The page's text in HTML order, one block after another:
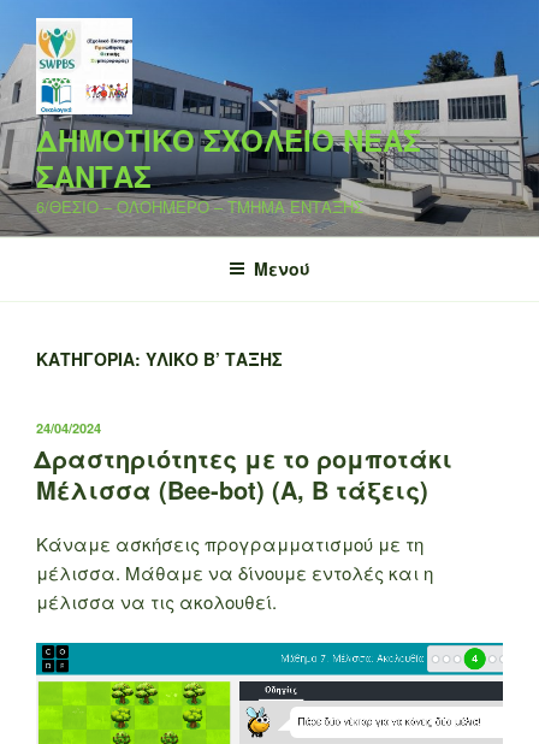
Μετάβαση
στο
περιεχόμενο
ΔΗΜΟΤΙΚΟ ΣΧΟΛΕΙΟ ΝΕΑΣ
ΣΑΝΤΑΣ
6/ΘΕΣΙΟ – ΟΛΟΗΜΕΡΟ – ΤΜΗΜΑ ΕΝΤΑΞΗΣ
Μενού
ΚΑΤΗΓΟΡΊΑ: ΥΛΙΚΌ Β’ ΤΆΞΗΣ
ΔΗΜΟΣΙΕΎΤΗΚΕ
ΣΤΙΣ
24/04/2024
Δραστηριότητες με το ρομποτάκι
Μέλισσα (Bee-bot) (Α, Β τάξεις)
Κάναμε ασκήσεις προγραμματισμού με τη
μέλισσα. Μάθαμε να δίνουμε εντολές και η
μέλισσα να τις ακολουθεί.